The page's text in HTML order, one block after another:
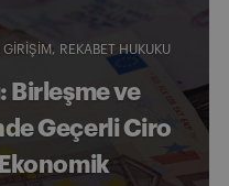
REKABET HUKUKU
Birleşme ve
Geçerli Ciro